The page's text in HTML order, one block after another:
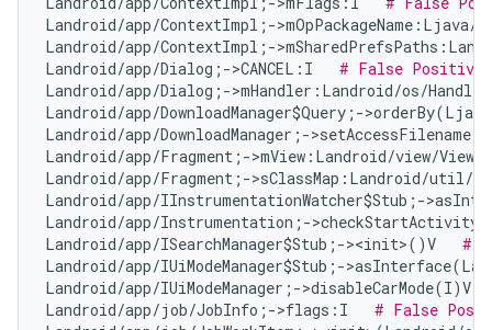
Landroid/app/ContextImpl;-
Landroid/app/ContextImpl;-
Landroid/app/Dialog;->CANCEL:I # False Positive
Landroid/app/Dialog;->mHandler:Landroid/os/
Landroid/app/DownloadManager$Query;-
Landroid/app/DownloadManager;-
Landroid/app/Fragment;->mView:Landroid/view/
Landroid/app/Fragment;->sClassMap:Landroid/
Landroid/app/IInstrumentationWatcher$Stub;-
Landroid/app/Instrumentation;-
Landroid/app/ISearchManager$Stub;-><init>()V #
Landroid/app/IUiModeManager$Stub;-
Landroid/app/IUiModeManager;-
Landroid/app/job/JobInfo;->flags:I # False